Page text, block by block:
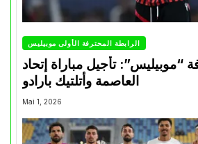
الرابطة المحترفة الأولى موبيليس
“موبيليس”: تأجيل مباراة إتحاد
العاصمة وأتلتيك بارادو
Mai 1, 2026